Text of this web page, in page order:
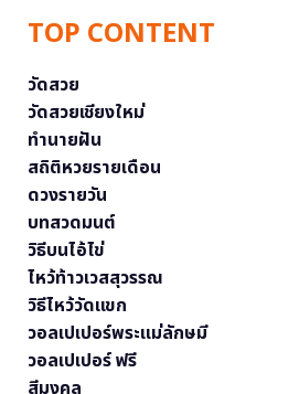
TOP CONTENT
วัดสวย
วัดสวยเชียงใหม่
ทำนายฝัน
สถิติหวยรายเดือน
ดวงรายวัน
บทสวดมนต์
วิธีบนไอ้ไข่
ไหว้ท้าวเวสสุวรรณ
วิธีไหว้วัดแขก
วอลเปเปอร์พระแม่ลักษมี
วอลเปเปอร์ ฟรี
สีมงคล